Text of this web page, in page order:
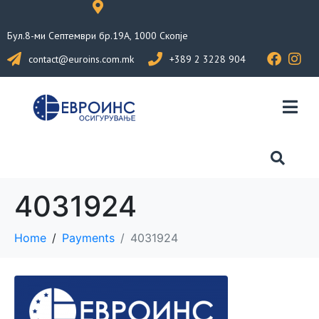
Бул.8-ми Септември бр.19А, 1000 Скопје
contact@euroins.com.mk
+389 2 3228 904
4031924
Home Payments 4031924